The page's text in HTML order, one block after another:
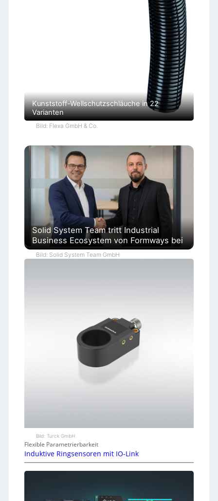
Kunststoff-Wellschutzschläuche in 22
Varianten
Bild: Flexa GmbH & Co.
Solid System Team tritt Industrial
Business Ecosystem von Formways bei
Bild: Solid System Team GmbH
Bild: Turck GmbH
Flexible Parametrierbarkeit
Induktive Ringsensoren mit IO-Link